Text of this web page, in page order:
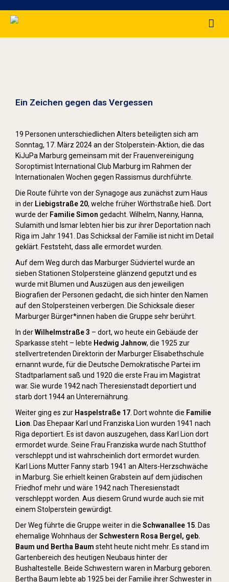
Ein Zeichen gegen das Vergessen
19 Personen unterschiedlichen Alters beteiligten sich am
Sonntag, 17. März 2024 an der Stolperstein-Aktion, die das
KiJuPa Marburg gemeinsam mit der Frauenvereinigung
Soroptimist International Club Marburg im Rahmen der
Internationalen Wochen gegen Rassismus durchführte.
Die Route führte von der Synagoge aus zunächst zum Haus
in der Liebigstraße 20, welche früher Wörthstraße hieß. Dort
wurde der Familie Simon gedacht. Wilhelm, Nanny, Hanna,
Sulamith und Ismar lebten hier bis zur ihrer Deportation nach
Riga im Jahr 1941. Das Schicksal der Familie ist nicht im Detail
geklärt. Feststeht, dass alle ermordet wurden.
Auf dem Weg durch das Marburger Südviertel wurde an
sieben Stationen Stolpersteine glänzend geputzt und es
wurde mit Blumen und Auszügen aus den jeweiligen
Biografien der Personen gedacht, die sich hinter den Namen
auf den Stolpersteinen verbergen. Die Schicksale dieser
Marburger Bürger*innen haben die Gruppe sehr berührt.
In derWilhelmstraße 3 – dort, wo heute ein Gebäude der
Sparkasse steht – lebte Hedwig Jahnow, die 1925 zur
stellvertretenden Direktorin der Marburger Elisabethschule
ernannt wurde, für die Deutsche Demokratische Partei im
Stadtparlament saß und 1920 die erste Frau im Magistrat
war. Sie wurde 1942 nach Theresienstadt deportiert und
starb dort 1944 an Unterernährung.
Weiter ging es zur Haspelstraße 17 . Dort wohnte die Familie
Lion . Das Ehepaar Karl und Franziska Lion wurden 1941 nach
Riga deportiert. Es ist davon auszugehen, dass Karl Lion dort
ermordet wurde. Seine Frau Franziska wurde nach Stutthof
verschleppt und ist wahrscheinlich dort ermordet wurden.
Karl Lions Mutter Fanny starb 1941 an Alters-Herzschwäche
in Marburg. Sie erhielt keinen Grabstein auf dem jüdischen
Friedhof mehr und wäre 1942 nach Theresienstadt
verschleppt worden. Aus diesem Grund wurde auch sie mit
einem Stolperstein gewürdigt.
Der Weg führte die Gruppe weiter in die Schwanallee 15 . Das
ehemalige Wohnhaus derSchwestern Rosa Bergel, geb.
Baum und Bertha Baum steht heute nicht mehr. Es stand im
Gartenbereich des heutigen Neubaus hinter der
Bushaltestelle. Beide Schwestern waren in Marburg geboren.
Bertha Baum lebte ab 1925 bei der Familie ihrer Schwester in